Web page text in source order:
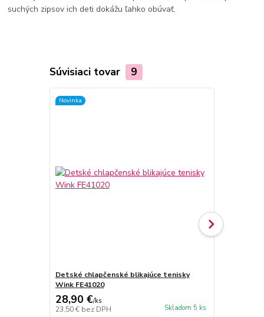
suchých zipsov ich deti dokážu ľahko obúvať.
Súvisiaci tovar 9
Novinka
Detské chlapčenské blikajúce tenisky
Wink FE41020
28,90 €/ks
23,50 € bez DPH Skladom 5 ks